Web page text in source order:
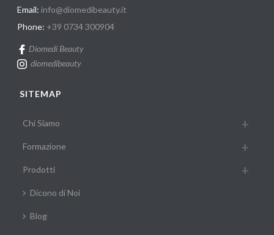
Email: info@diomedibeauty.it
Phone: +39 0734 300904
Diomedi Beauty
diomedibeauty
SITEMAP
Chi Siamo
Formazione
Prodotti
Dicono di Noi
Blog